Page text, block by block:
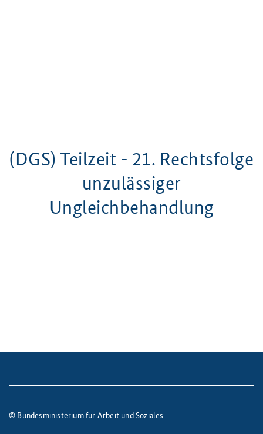
(DGS) Teilzeit - 21. Rechtsfolge
unzulässiger
Ungleichbehandlung
© Bundesministerium für Arbeit und Soziales